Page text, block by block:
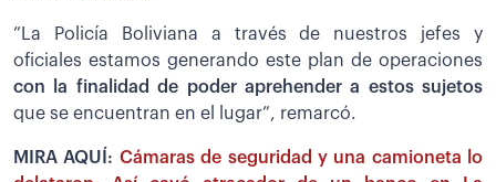
”La Policía Boliviana a través de nuestros jefes y
oficiales estamos generando este plan de operaciones
con la finalidad de poder aprehender a estos sujetos
que se encuentran en el lugar”, remarcó.
MIRA AQUÍ: Cámaras de seguridad y una camioneta lo